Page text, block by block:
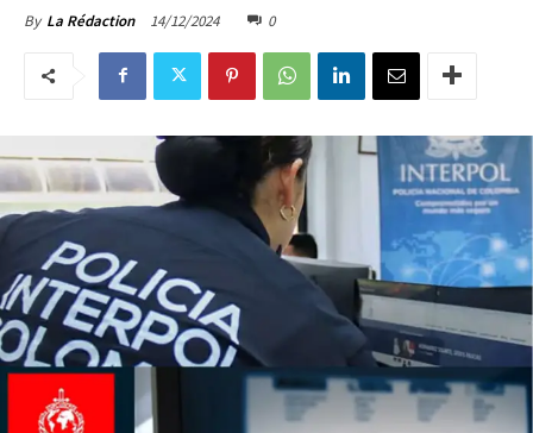
By La Rédaction 14/12/2024 0